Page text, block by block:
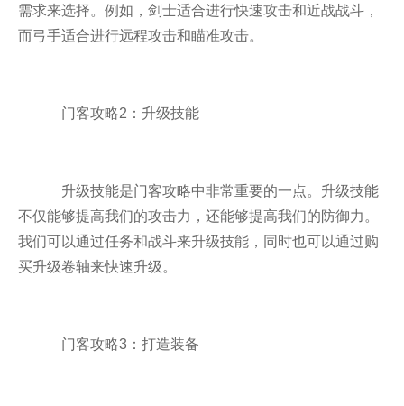
需求来选择。例如，剑士适合进行快速攻击和近战战斗，
而弓手适合进行远程攻击和瞄准攻击。
门客攻略2：升级技能
升级技能是门客攻略中非常重要的一点。升级技能
不仅能够提高我们的攻击力，还能够提高我们的防御力。
我们可以通过任务和战斗来升级技能，同时也可以通过购
买升级卷轴来快速升级。
门客攻略3：打造装备